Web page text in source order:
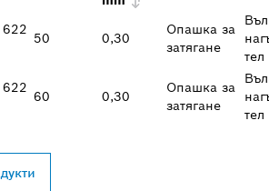
50 0,30
Опашка за
затягане
тел
60 0,30
Опашка за
затягане
тел